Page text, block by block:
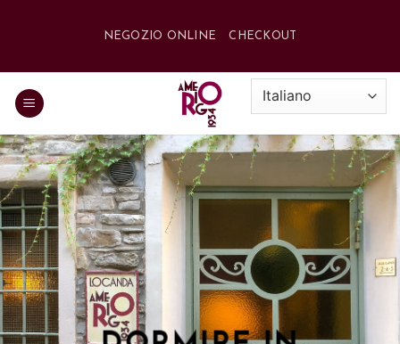
NEGOZIO ONLINE CHECKOUT